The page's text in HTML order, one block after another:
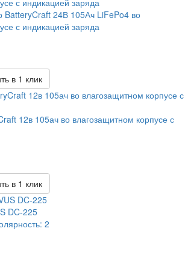
BatteryCraft 24В 105Ач LiFePo4 во
с индикацией заряда
в 1 клик
12в 105ач во влагозащитном корпусе с
в 1 клик
DC-225
2